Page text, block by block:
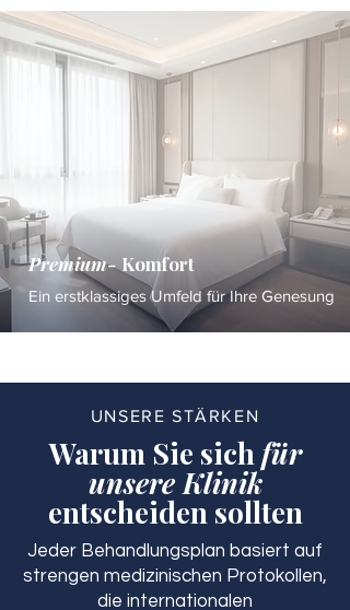
Premium-Komfort
Ein erstklassiges Umfeld für Ihre Genesung
UNSERE STÄRKEN
Warum Sie sichfür
unsere Klinik
entscheiden sollten
Jeder Behandlungsplan basiert auf
strengen medizinischen Protokollen,
die internationalen